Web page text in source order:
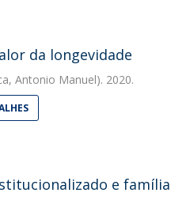
da longevidade
Antonio Manuel). 2020.
e família